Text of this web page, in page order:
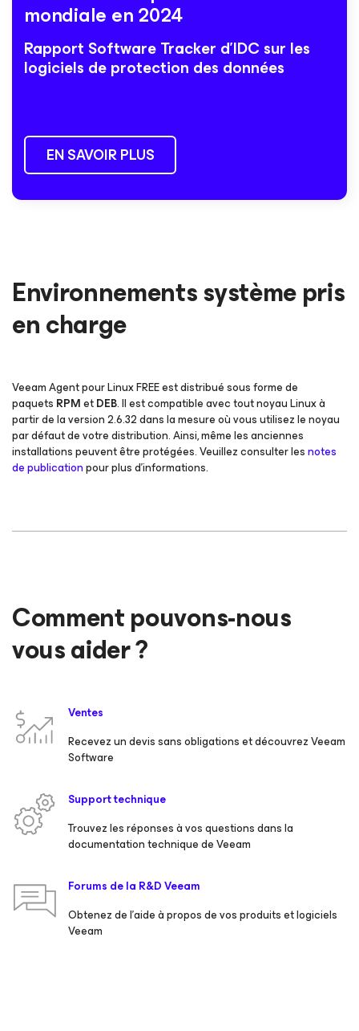
mondiale en2024
Rapport Software Tracker d’IDC sur les
logiciels de protection des données
EN SAVOIR PLUS
Environnements système pris
en charge
Veeam Agentpour LinuxFREE est distribué sous forme de
paquets RPMetDEB. Il est compatible avec tout noyau Linux à
partir de la version 2.6.32 dans la mesure où vous utilisez le noyau
par défaut de votre distribution. Ainsi, même les anciennes
installations peuvent être protégées. Veuillez consulter lesnotes
de publicationpour plus d’informations.
Comment pouvons-nous
vous aider ?
Ventes
Recevez un devis sans obligations et découvrez Veeam
Software
Support technique
Trouvez les réponses à vos questions dans la
documentation technique de Veeam
Forums de la R&D Veeam
Obtenez de l’aide à propos de vos produits et logiciels
Veeam